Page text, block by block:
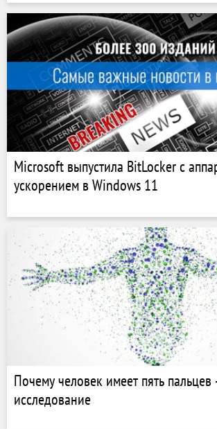
Microsoft выпустила BitLocker с
ускорением в Windows 11
Почему человек имеет пять
исследование